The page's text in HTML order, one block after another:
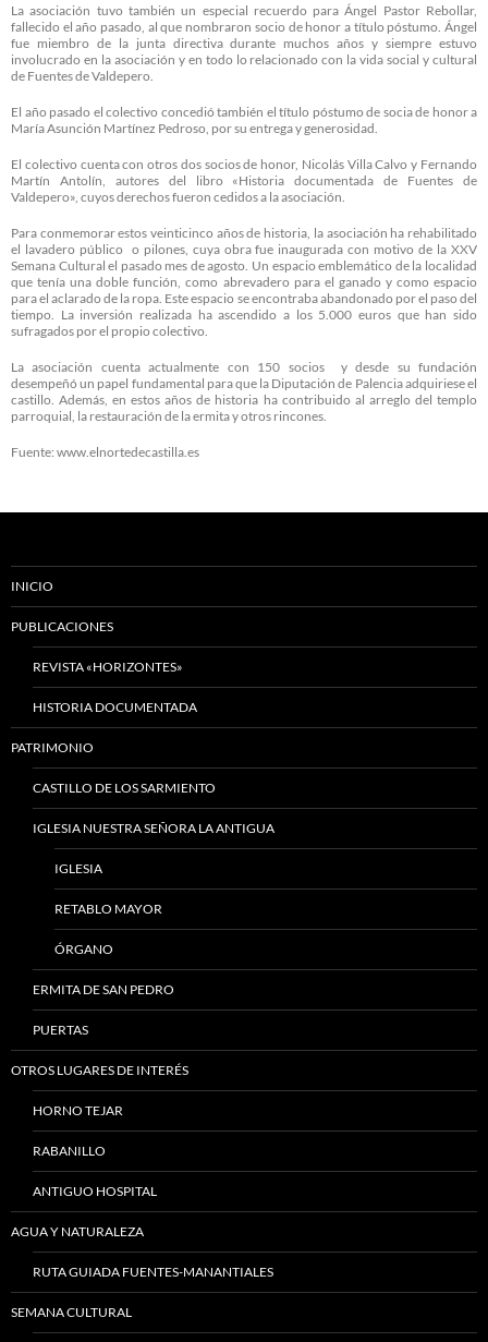
La asociación tuvo también un especial recuerdo para Ángel Pastor Rebollar,
fallecido el año pasado, al que nombraron socio de honor a título póstumo. Ángel
fue miembro de la junta directiva durante muchos años y siempre estuvo
involucrado en la asociación y en todo lo relacionado con la vida social y cultural
de Fuentes de Valdepero.
El año pasado el colectivo concedió también el título póstumo de socia de honor a
María Asunción Martínez Pedroso, por su entrega y generosidad.
El colectivo cuenta con otros dos socios de honor, Nicolás Villa Calvo y Fernando
Martín Antolín, autores del libro «Historia documentada de Fuentes de
Valdepero», cuyos derechos fueron cedidos a la asociación.
Para conmemorar estos veinticinco años de historia, la asociación ha rehabilitado
el lavadero público o pilones, cuya obra fue inaugurada con motivo de la XXV
Semana Cultural el pasado mes de agosto. Un espacio emblemático de la localidad
que tenía una doble función, como abrevadero para el ganado y como espacio
para el aclarado de la ropa. Este espacio se encontraba abandonado por el paso del
tiempo. La inversión realizada ha ascendido a los 5.000 euros que han sido
sufragados por el propio colectivo.
La asociación cuenta actualmente con 150 socios y desde su fundación
desempeñó un papel fundamental para que la Diputación de Palencia adquiriese el
castillo. Además, en estos años de historia ha contribuido al arreglo del templo
parroquial, la restauración de la ermita y otros rincones.
Fuente: www.elnortedecastilla.es
INICIO
PUBLICACIONES
REVISTA «HORIZONTES»
HISTORIA DOCUMENTADA
PATRIMONIO
CASTILLO DE LOS SARMIENTO
IGLESIA NUESTRA SEÑORA LA ANTIGUA
IGLESIA
RETABLO MAYOR
ÓRGANO
ERMITA DE SAN PEDRO
PUERTAS
OTROS LUGARES DE INTERÉS
HORNO TEJAR
RABANILLO
ANTIGUO HOSPITAL
AGUA Y NATURALEZA
RUTA GUIADA FUENTES-MANANTIALES
SEMANA CULTURAL